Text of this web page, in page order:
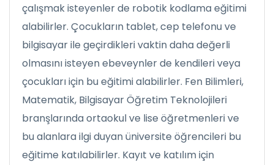
çalışmak isteyenler de robotik kodlama eğitimi
alabilirler. Çocukların tablet, cep telefonu ve
bilgisayar ile geçirdikleri vaktin daha değerli
olmasını isteyen ebeveynler de kendileri veya
çocukları için bu eğitimi alabilirler. Fen Bilimleri,
Matematik, Bilgisayar Öğretim Teknolojileri
branşlarında ortaokul ve lise öğretmenleri ve
bu alanlara ilgi duyan üniversite öğrencileri bu
eğitime katılabilirler. Kayıt ve katılım için